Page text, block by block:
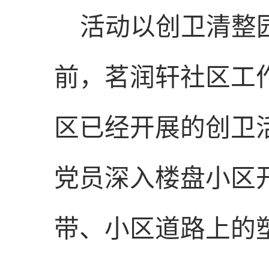
活动以创卫清整
前，茗润轩社区工
区已经开展的创卫
党员深入楼盘小区
带、小区道路上的